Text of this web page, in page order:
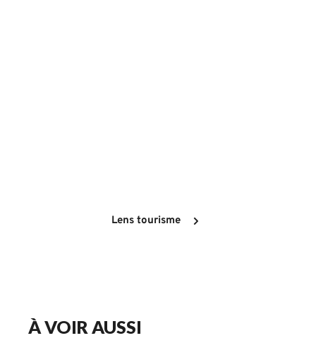
Lens tourisme
À VOIR AUSSI